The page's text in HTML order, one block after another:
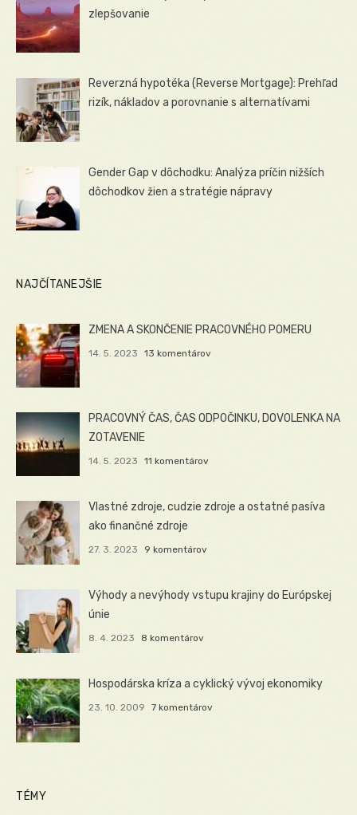
zlepšovanie
Reverzná hypotéka (Reverse Mortgage): Prehľad
rizík, nákladov a porovnanie s alternatívami
Gender Gap v dôchodku: Analýza príčin nižších
dôchodkov žien a stratégie nápravy
NAJČÍTANEJŠIE
ZMENA A SKONČENIE PRACOVNÉHO POMERU
14. 5. 2023 13 komentárov
PRACOVNÝ ČAS, ČAS ODPOČINKU, DOVOLENKA NA
ZOTAVENIE
14. 5. 2023 11 komentárov
Vlastné zdroje, cudzie zdroje a ostatné pasíva
ako finančné zdroje
27. 3. 2023 9 komentárov
Výhody a nevýhody vstupu krajiny do Európskej
únie
8. 4. 2023 8 komentárov
Hospodárska kríza a cyklický vývoj ekonomiky
23. 10. 2009 7 komentárov
TÉMY